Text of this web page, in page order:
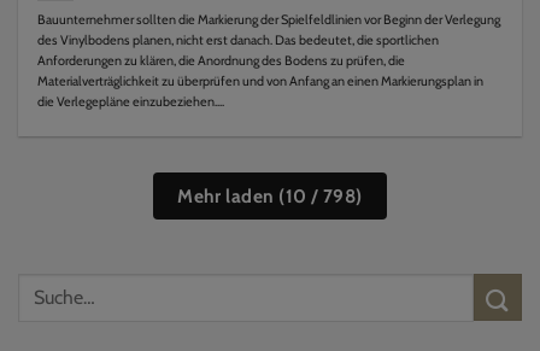
Bauunternehmer sollten die Markierung der Spielfeldlinien vor Beginn der Verlegung
des Vinylbodens planen, nicht erst danach. Das bedeutet, die sportlichen
Anforderungen zu klären, die Anordnung des Bodens zu prüfen, die
Materialverträglichkeit zu überprüfen und von Anfang an einen Markierungsplan in
die Verlegepläne einzubeziehen....
Mehr laden (10 / 798)